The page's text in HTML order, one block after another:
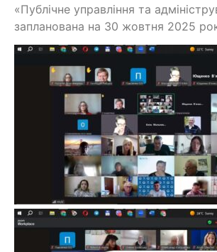
«Публічне управління та
запланована на 30 жовтня 2025